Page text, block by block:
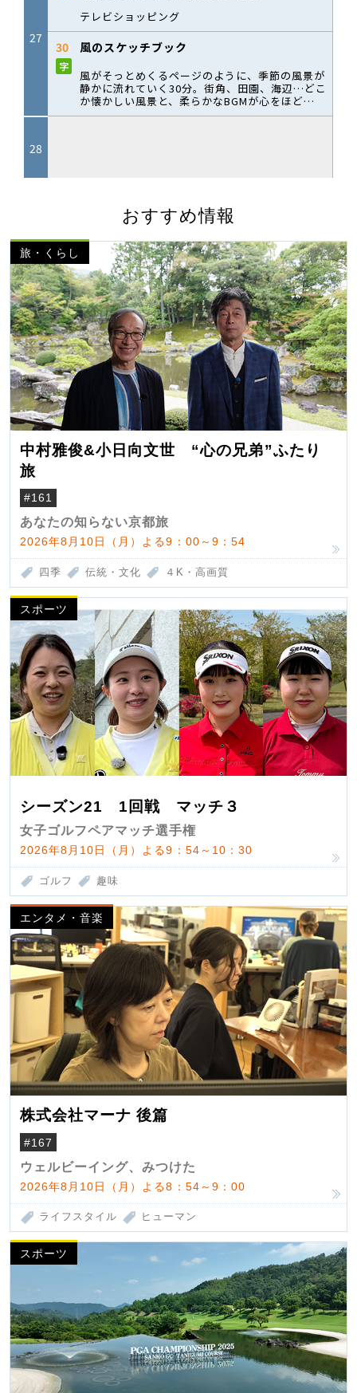
おすすめ情報
旅・くらし
中村雅俊&小日向文世 “心の兄弟”ふたり
旅
#161
あなたの知らない京都旅
2026年8月10日（月）よる9：00～9：54
四季 伝統・文化 ４K・高画質
スポーツ
シーズン21 1回戦 マッチ３
女子ゴルフペアマッチ選手権
2026年8月10日（月）よる9：54～10：30
ゴルフ 趣味
エンタメ・音楽
株式会社マーナ 後篇
#167
ウェルビーイング、みつけた
2026年8月10日（月）よる8：54～9：00
ライフスタイル ヒューマン
スポーツ